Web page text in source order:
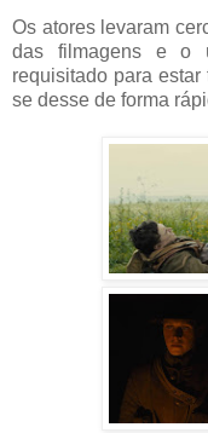
Os atores levaram
das filmagens e o
requisitado para
se desse de forma